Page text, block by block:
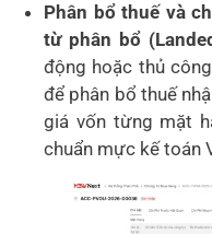
Phân bổ thuế và
từ phân bổ
động hoặc thủ
để phân bổ thuế
giá vốn từng mặt
chuẩn mực kế toán